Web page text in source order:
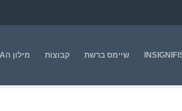
שיימס ברשת קבוצות מילון הNBA